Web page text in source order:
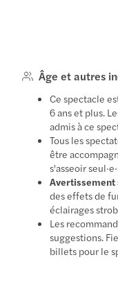
Âge et autres
Ce spectacle
6 ans et plus.
admis à ce
Tous les
être
s'asseoir
Avertissement
des effets de
éclairages
Les
suggestions.
billets pour le